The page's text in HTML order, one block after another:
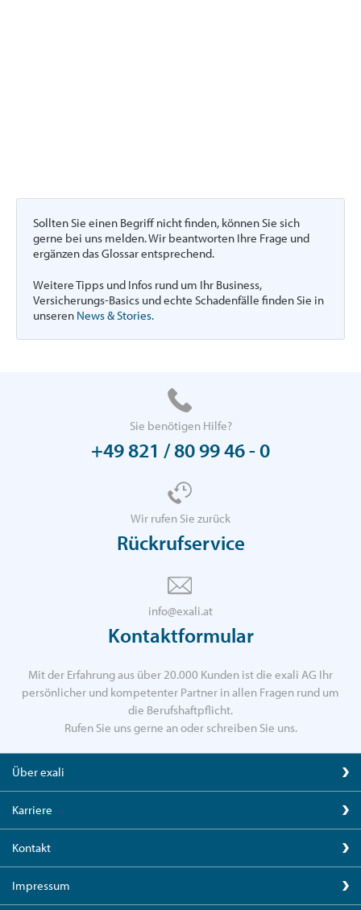
Sollten Sie einen Begriff nicht finden, können Sie sich
gerne bei uns melden. Wir beantworten Ihre Frage und
ergänzen das Glossar entsprechend.
Weitere Tipps und Infos rund um Ihr Business,
Versicherungs-Basics und echte Schadenfälle finden Sie in
unseren News & Stories.
Sie benötigen Hilfe?
+49 821 / 80 99 46 - 0
Wir rufen Sie zurück
Rückrufservice
info@exali.at
Kontaktformular
Mit der Erfahrung aus über 20.000 Kunden ist die exali AG Ihr
persönlicher und kompetenter Partner in allen Fragen rund um
die Berufshaftpflicht.
Rufen Sie uns gerne an oder schreiben Sie uns.
Über exali
Karriere
Kontakt
Impressum